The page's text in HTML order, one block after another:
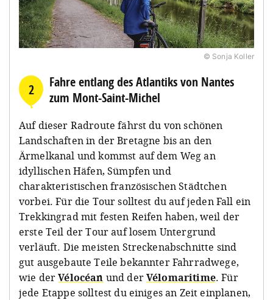
© Sonja Koller
2
Fahre entlang des Atlantiks von Nantes
zum Mont-Saint-Michel
Auf dieser Radroute fährst du von schönen
Landschaften in der Bretagne bis an den
Ärmelkanal und kommst auf dem Weg an
idyllischen Häfen, Sümpfen und
charakteristischen französischen Städtchen
vorbei. Für die Tour solltest du auf jeden Fall ein
Trekkingrad mit festen Reifen haben, weil der
erste Teil der Tour auf losem Untergrund
verläuft. Die meisten Streckenabschnitte sind
gut ausgebaute Teile bekannter Fahrradwege,
wie derVélocéan und derVélomaritime. Für
jede Etappe solltest du einiges an Zeit einplanen,